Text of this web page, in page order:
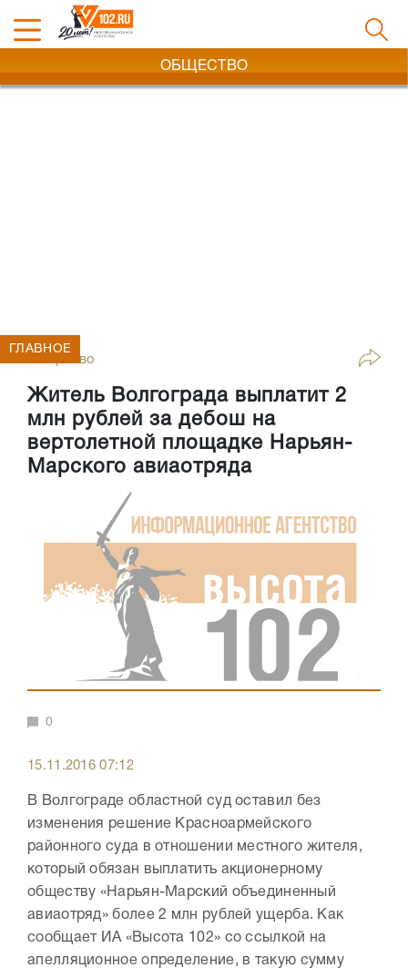
ОБЩЕСТВО
Общество
Житель Волгограда выплатит 2
млн рублей за дебош на
вертолетной площадке Нарьян-
Марского авиаотряда
ГЛАВНОЕ
0
15.11.2016 07:12
В Волгограде областной суд оставил без
изменения решение Красноармейского
районного суда в отношении местного жителя,
который обязан выплатить акционерному
обществу «Нарьян-Марский объединенный
авиаотряд» более 2 млн рублей ущерба. Как
сообщает ИА «Высота 102» со ссылкой на
апелляционное определение, в такую сумму